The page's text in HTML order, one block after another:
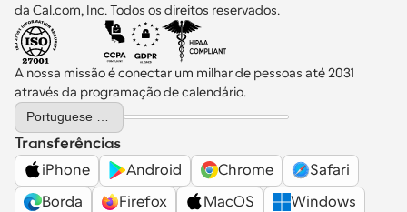
da Cal.com, Inc. Todos os direitos reservados.
A nossa missão é conectar um milhar de pessoas até 2031
através da programação de calendário.
Select Language
Portuguese (Portugal)
Transferências
iPhone
Android Chrome
Safari
Borda
Firefox MacOS
Windows